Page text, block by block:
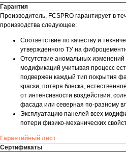
Гарантия
Производитель, FCSPRO гарантирует в
производства следующее:
Соответствие по качеству и
утвержденного ТУ на
Отсутствие аномальных
модификаций учитывая процесс
подвержен каждый тип покрытия
краски, потеря блеска,
от интенсивности воздействия,
фасада или северная по-разному
Эксплуатацию панелей всех
потери физико-механических
Гарантийный лист
Сертификаты